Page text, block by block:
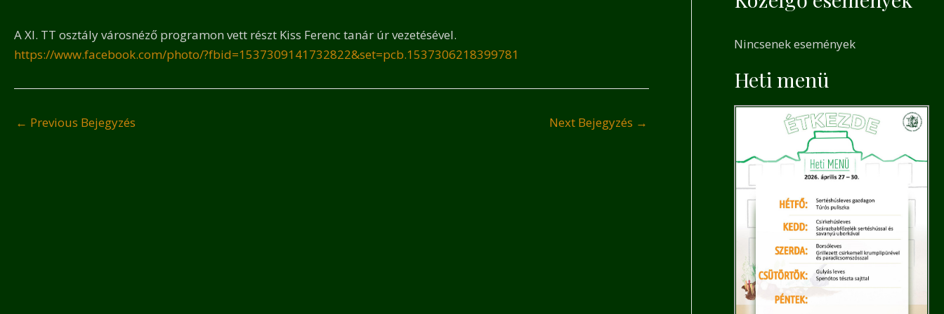
A XI. TT osztály városnéző programon vett részt Kiss Ferenc tanár úr vezetésével.
https://www.facebook.com/photo/?fbid=1537309141732822&set=pcb.1537306218399781
← Previous Bejegyzés Next Bejegyzés →
c
h
Nincsenek események
Heti menü